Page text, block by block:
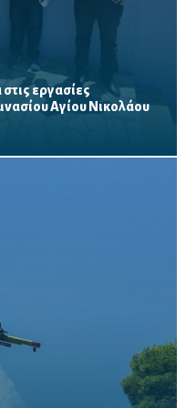
εργασίες
Αγίου Νικολάου
Γιαννάκου»
τη νέα σχολική χρονιά –
αύλειων και...